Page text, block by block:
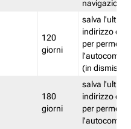
navigazione
120
giorni
salva l'ultimo
indirizzo di
per
(in
180
giorni
salva l'ultimo
indirizzo di
per